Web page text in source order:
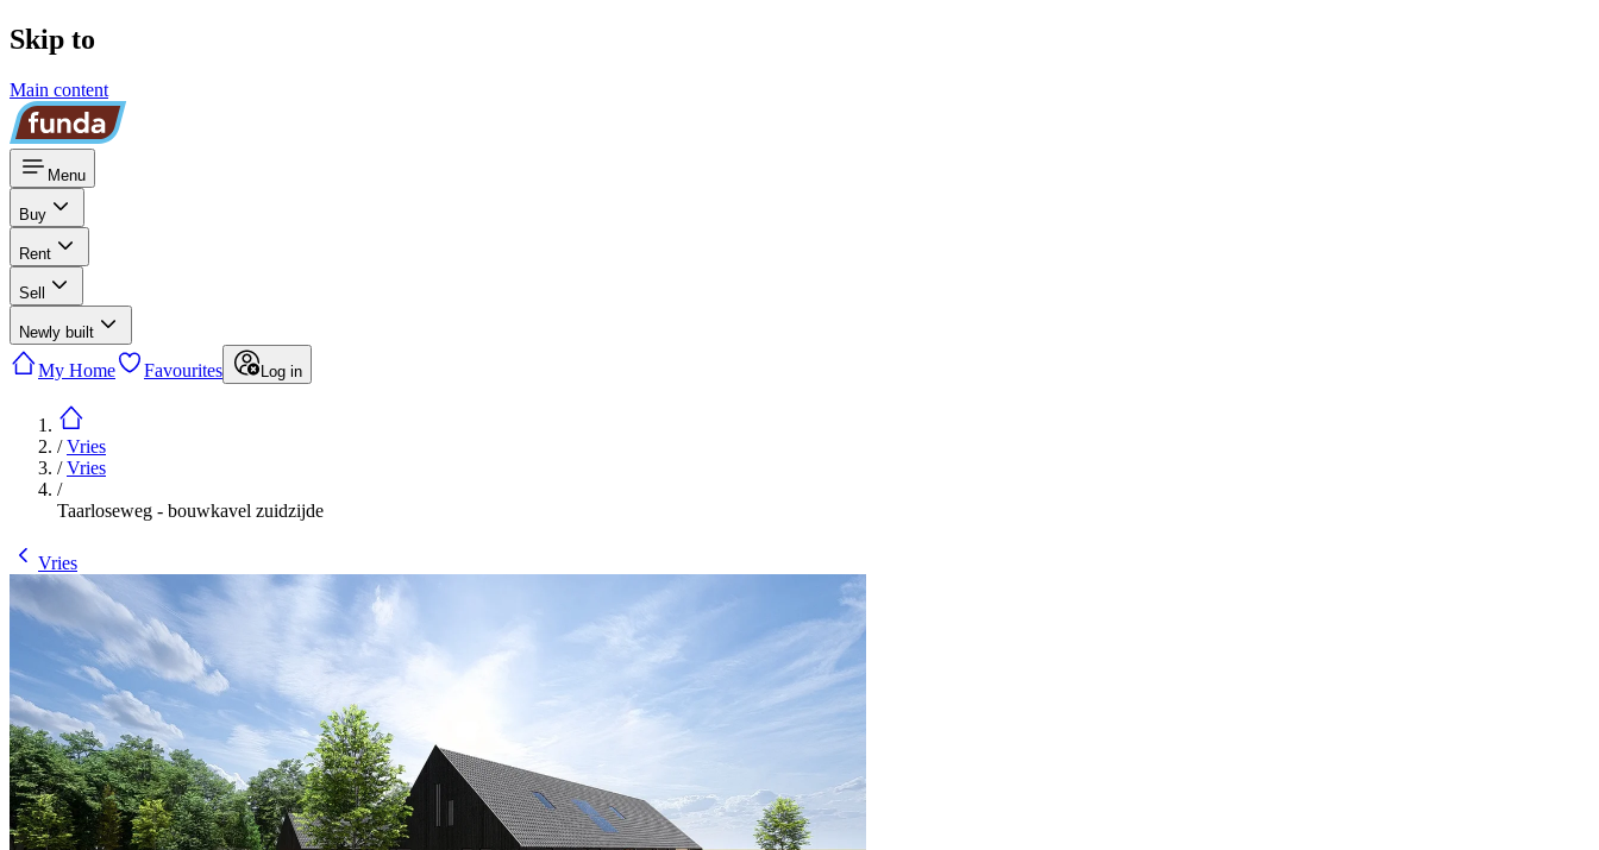
Skip to
Main content
Menu
Buy
Rent
Sell
Newly built
My Home Favourites Log in
/Vries
/Vries
/
Taarloseweg - bouwkavel zuidzijde
Vries